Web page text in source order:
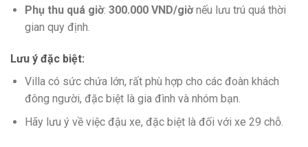
Phụ thu quá giờ: 300.000 VND/giờnếu lưu trú quá thời
gian quy định.
Lưu ý đặc biệt:
Villa có sức chứa lớn, rất phù hợp cho các đoàn khách
đông người, đặc biệt là gia đình và nhóm bạn.
Hãy lưu ý về việc đậu xe, đặc biệt là đối với xe 29 chỗ.